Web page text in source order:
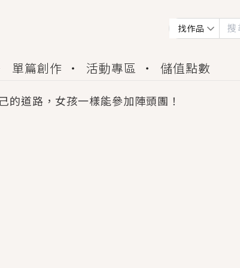
找作品
單篇創作 活動專區 儲值點數
的道路，女孩一樣能參加陣頭團！
豐富廣宣資源、專屬服務與獨享福利！
你哭什麼？》追妻火葬場！前夫失憶移情別
檸檬的香氣、互相愛慕的兩位少女，今夏最推
界觀，無法抗拒的吸引力，已中毒Σ>―(〃
子模型，但現實中買下的竟是屬於他的停屍櫃
自己也無法改變的永恆， 他的一生將不由自